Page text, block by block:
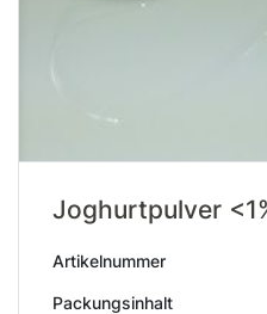
Joghurtpulver
Artikelnummer
Packungsinhalt